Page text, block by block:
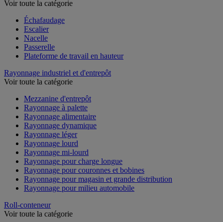
Voir toute la catégorie
Échafaudage
Escalier
Nacelle
Passerelle
Plateforme de travail en hauteur
Rayonnage industriel et d'entrepôt
Voir toute la catégorie
Mezzanine d'entrepôt
Rayonnage à palette
Rayonnage alimentaire
Rayonnage dynamique
Rayonnage léger
Rayonnage lourd
Rayonnage mi-lourd
Rayonnage pour charge longue
Rayonnage pour couronnes et bobines
Rayonnage pour magasin et grande distribution
Rayonnage pour milieu automobile
Roll-conteneur
Voir toute la catégorie